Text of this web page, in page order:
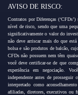
AVISO DE RISCO:
Contratos por Diferenças
nível de risco, sendo que uma
significativamente o valor do
não deve arriscar mais do que
bolsa e são produtos de balcão,
CFDs não possuem nem têm
você deve certificar-se de que
experiência em negociação.
independente antes de prosseguir
interpretado como
afiliadas, diretores, executivos ou